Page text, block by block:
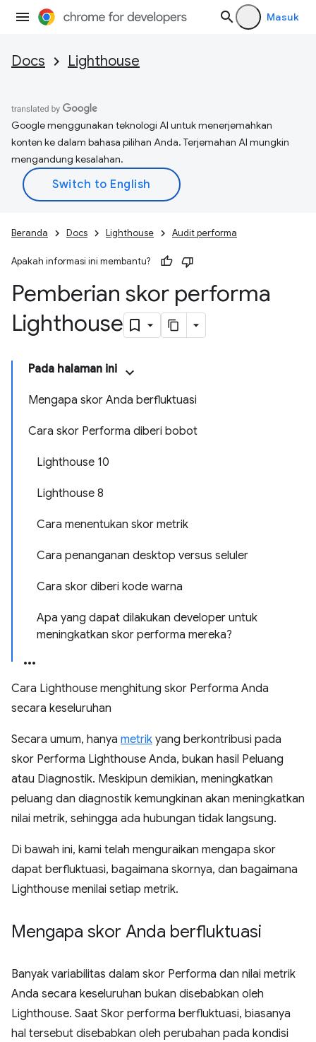
Masuk
Docs Lighthouse
Google menggunakan teknologi AI untuk menerjemahkan
konten ke dalam bahasa pilihan Anda. Terjemahan AI mungkin
mengandung kesalahan.
Beranda Docs Lighthouse Audit performa
Apakah informasi ini membantu?
Pemberian skor performa
Lighthouse
Pada halaman ini
Mengapa skor Anda berfluktuasi
Cara skor Performa diberi bobot
Lighthouse 10
Lighthouse 8
Cara menentukan skor metrik
Cara penanganan desktop versus seluler
Cara skor diberi kode warna
Apa yang dapat dilakukan developer untuk
meningkatkan skor performa mereka?
Cara Lighthouse menghitung skor Performa Anda
secara keseluruhan
Secara umum, hanya metrik yang berkontribusi pada
skor Performa Lighthouse Anda, bukan hasil Peluang
atau Diagnostik. Meskipun demikian, meningkatkan
peluang dan diagnostik kemungkinan akan meningkatkan
nilai metrik, sehingga ada hubungan tidak langsung.
Di bawah ini, kami telah menguraikan mengapa skor
dapat berfluktuasi, bagaimana skornya, dan bagaimana
Lighthouse menilai setiap metrik.
Mengapa skor Anda berfluktuasi
Banyak variabilitas dalam skor Performa dan nilai metrik
Anda secara keseluruhan bukan disebabkan oleh
Lighthouse. Saat Skor performa berfluktuasi, biasanya
hal tersebut disebabkan oleh perubahan pada kondisi